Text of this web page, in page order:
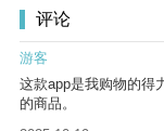
评论
游客
这款app是我购物的得
的商品。